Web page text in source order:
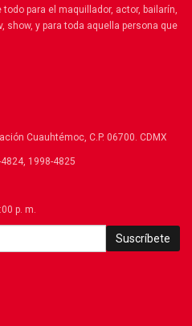
para el maquillador, actor, bailarín,
show, y para toda aquella persona que
Cuauhtémoc, C.P. 06700. CDMX
1998-4825
p. m.
Suscríbete